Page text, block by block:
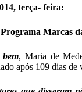
terça- feira:
Marcas
bem, Maria de
após 109 dias de